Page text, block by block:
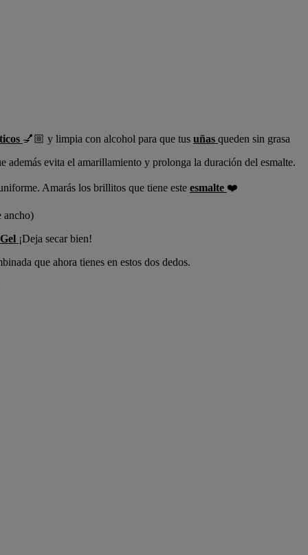
💅🏼 y limpia con alcohol para que tus uñas queden sin grasa
además evita el amarillamiento y prolonga la duración del esmalte.
Amarás los brillitos que tiene este esmalte ❤️
ancho)
¡Deja secar bien!
que ahora tienes en estos dos dedos.